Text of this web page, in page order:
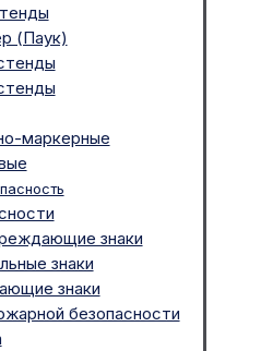
(Паук)
маркерные
знаки
знаки
знаки
безопасности